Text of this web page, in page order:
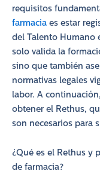
requisitos
farmacia es estar
del Talento Humano
solo valida la
sino que también
normativas legales
labor. A
obtener el Rethus,
son necesarios para
¿Qué es el Rethus y
de farmacia?